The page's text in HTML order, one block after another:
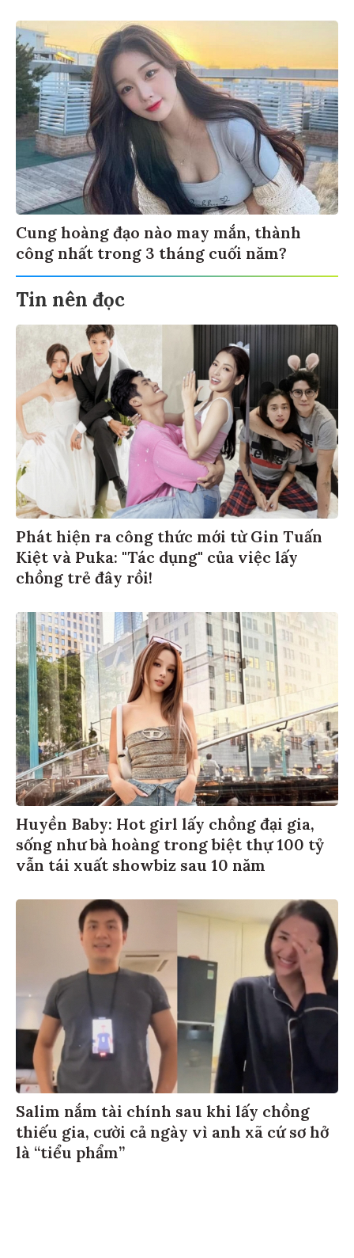
Cung hoàng đạo nào may mắn, thành
công nhất trong 3 tháng cuối năm?
Tin nên đọc
Phát hiện ra công thức mới từ Gin Tuấn
Kiệt và Puka: "Tác dụng" của việc lấy
chồng trẻ đây rồi!
Huyền Baby: Hot girl lấy chồng đại gia,
sống như bà hoàng trong biệt thự 100 tỷ
vẫn tái xuất showbiz sau 10 năm
Salim nắm tài chính sau khi lấy chồng
thiếu gia, cười cả ngày vì anh xã cứ sơ hở
là “tiểu phẩm”